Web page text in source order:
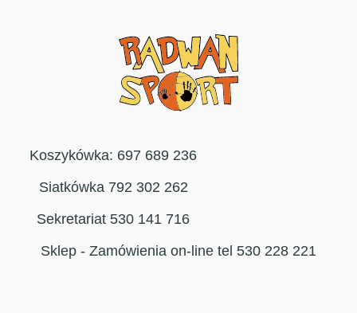
Koszykówka: 697 689 236
Siatkówka 792 302 262
Sekretariat 530 141 716
Sklep - Zamówienia on-line tel 530 228 221